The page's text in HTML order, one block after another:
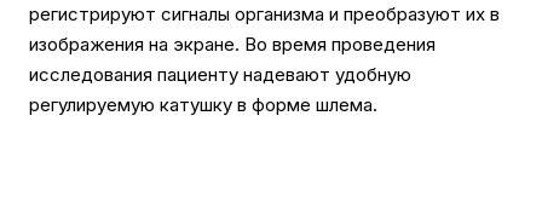
регистрируют сигналы организма и преобразуют их в
изображения на экране. Во время проведения
исследования пациенту надевают удобную
регулируемую катушку в форме шлема.